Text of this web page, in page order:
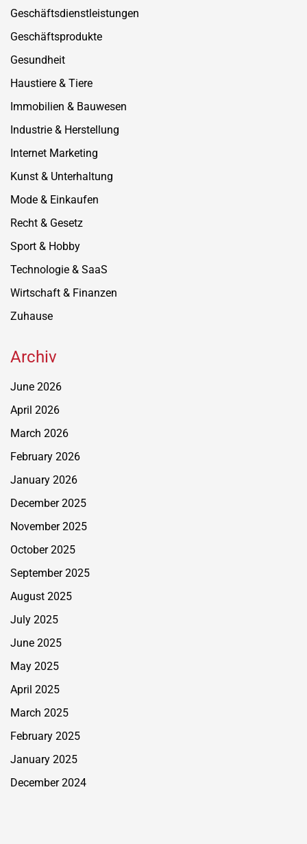
Geschäftsdienstleistungen
Geschäftsprodukte
Gesundheit
Haustiere & Tiere
Immobilien & Bauwesen
Industrie & Herstellung
Internet Marketing
Kunst & Unterhaltung
Mode & Einkaufen
Recht & Gesetz
Sport & Hobby
Technologie & SaaS
Wirtschaft & Finanzen
Zuhause
Archiv
June 2026
April 2026
March 2026
February 2026
January 2026
December 2025
November 2025
October 2025
September 2025
August 2025
July 2025
June 2025
May 2025
April 2025
March 2025
February 2025
January 2025
December 2024